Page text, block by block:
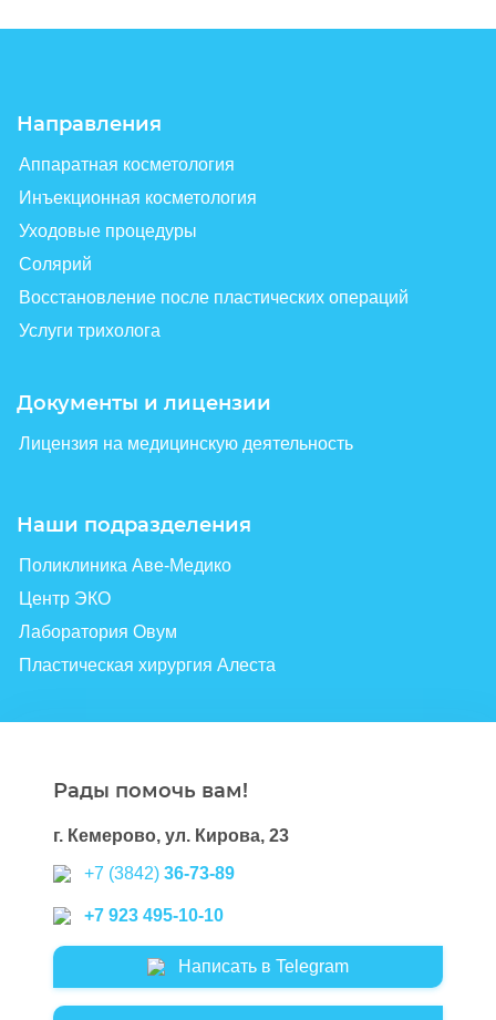
Направления
Аппаратная косметология
Инъекционная косметология
Уходовые процедуры
Солярий
Восстановление после пластических операций
Услуги трихолога
Документы и лицензии
Лицензия на медицинскую деятельность
Наши подразделения
Поликлиника Аве-Медико
Центр ЭКО
Лаборатория Овум
Пластическая хирургия Алеста
Рады помочь вам!
г. Кемерово, ул. Кирова, 23
+7 (3842) 36-73-89
+7 923 495-10-10
Написать в Telegram